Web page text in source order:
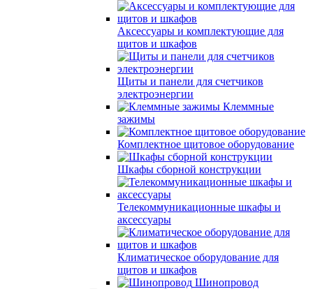
Аксессуары и комплектующие для
щитов и шкафов
Щиты и панели для счетчиков
электроэнергии
Клеммные
зажимы
Комплектное щитовое оборудование
Шкафы сборной конструкции
Телекоммуникационные шкафы и
аксессуары
Климатическое оборудование для
щитов и шкафов
Шинопровод